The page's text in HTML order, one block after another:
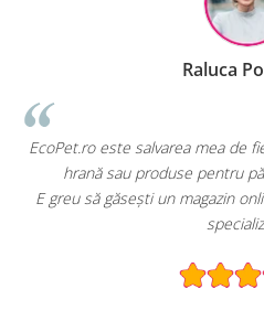
Raluca
EcoPet.ro este salvarea mea de
hrană sau produse pentru
E greu să găsești un magazin